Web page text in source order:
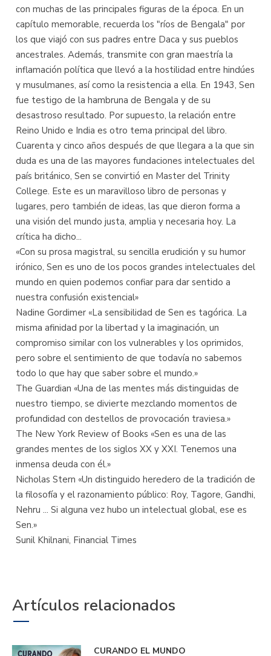
con muchas de las principales figuras de la época. En un
capítulo memorable, recuerda los "ríos de Bengala" por
los que viajó con sus padres entre Daca y sus pueblos
ancestrales. Además, transmite con gran maestría la
inflamación política que llevó a la hostilidad entre hindúes
y musulmanes, así como la resistencia a ella. En 1943, Sen
fue testigo de la hambruna de Bengala y de su
desastroso resultado. Por supuesto, la relación entre
Reino Unido e India es otro tema principal del libro.
Cuarenta y cinco años después de que llegara a la que sin
duda es una de las mayores fundaciones intelectuales del
país británico, Sen se convirtió en Master del Trinity
College. Este es un maravilloso libro de personas y
lugares, pero también de ideas, las que dieron forma a
una visión del mundo justa, amplia y necesaria hoy. La
crítica ha dicho...
«Con su prosa magistral, su sencilla erudición y su humor
irónico, Sen es uno de los pocos grandes intelectuales del
mundo en quien podemos confiar para dar sentido a
nuestra confusión existencial»
Nadine Gordimer «La sensibilidad de Sen es tagórica. La
misma afinidad por la libertad y la imaginación, un
compromiso similar con los vulnerables y los oprimidos,
pero sobre el sentimiento de que todavía no sabemos
todo lo que hay que saber sobre el mundo.»
The Guardian «Una de las mentes más distinguidas de
nuestro tiempo, se divierte mezclando momentos de
profundidad con destellos de provocación traviesa.»
The New York Review of Books «Sen es una de las
grandes mentes de los siglos XX y XXI. Tenemos una
inmensa deuda con él.»
Nicholas Stern «Un distinguido heredero de la tradición de
la filosofía y el razonamiento público: Roy, Tagore, Gandhi,
Nehru ... Si alguna vez hubo un intelectual global, ese es
Sen.»
Sunil Khilnani, Financial Times
Artículos relacionados
CURANDO EL MUNDO